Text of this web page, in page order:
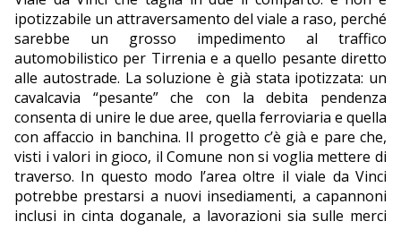
ipotizzabile un attraversamento del viale a raso, perché
sarebbe un grosso impedimento al traffico
automobilistico per Tirrenia e a quello pesante diretto
alle autostrade. La soluzione è già stata ipotizzata: un
cavalcavia “pesante” che con la debita pendenza
consenta di unire le due aree, quella ferroviaria e quella
con affaccio in banchina. Il progetto c’è già e pare che,
visti i valori in gioco, il Comune non si voglia mettere di
traverso. In questo modo l’area oltre il viale da Vinci
potrebbe prestarsi a nuovi insediamenti, a capannoni
inclusi in cinta doganale, a lavorazioni sia sulle merci